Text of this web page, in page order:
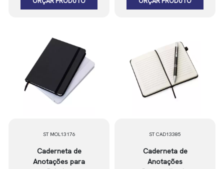
ST MOL13176
Caderneta de
Anotações para
ST CAD13385
Caderneta de
Anotações